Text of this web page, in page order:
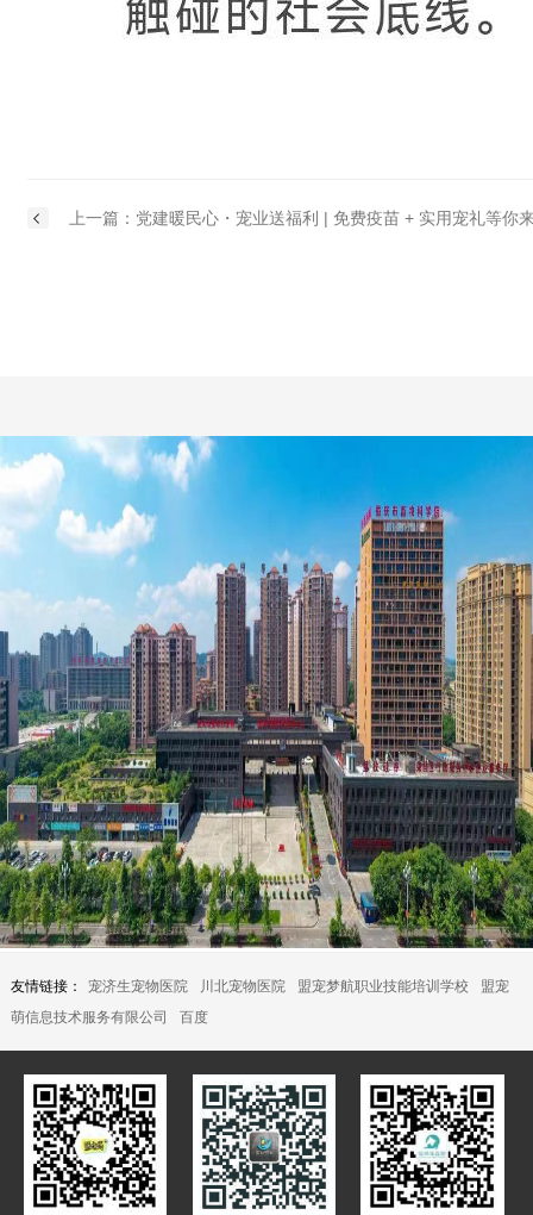
上一篇：党建暖民心・宠业送福利 | 免费疫苗 + 实用宠礼等你
友情链接： 宠济生宠物医院 川北宠物医院 盟宠梦航职业技能培训学校
盟宠
萌信息技术服务有限公司
百度